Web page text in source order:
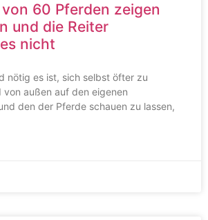
60 Pferden zeigen
und die Reiter
nicht
nötig es ist, sich selbst öfter zu
von außen auf den eigenen
den der Pferde schauen zu lassen,